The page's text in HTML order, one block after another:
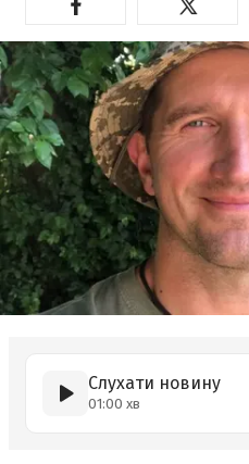
Слухати новину
01:00 хв